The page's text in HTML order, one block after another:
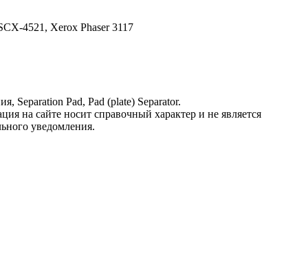
4521, Xerox Phaser 3117
Separation Pad, Pad (plate) Separator.
на сайте носит справочный характер и не является
уведомления.